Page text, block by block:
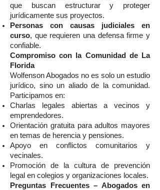
que buscan estructurar y proteger
jurídicamente sus proyectos.
Personas con causas judiciales en
curso, que requieren una defensa firme y
confiable.
Compromiso con la Comunidad de La
Florida
Wolfenson Abogados no es solo un estudio
jurídico, sino un aliado de la comunidad.
Participamos en:
Charlas legales abiertas a vecinos y
emprendedores.
Orientación gratuita para adultos mayores
en temas de herencia y pensiones.
Apoyo en conflictos comunitarios y
vecinales.
Promoción de la cultura de prevención
legal en colegios y organizaciones locales.
Preguntas Frecuentes – Abogados en